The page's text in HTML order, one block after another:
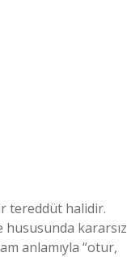
tereddüt halidir.
hususunda kararsız
anlamıyla “otur,